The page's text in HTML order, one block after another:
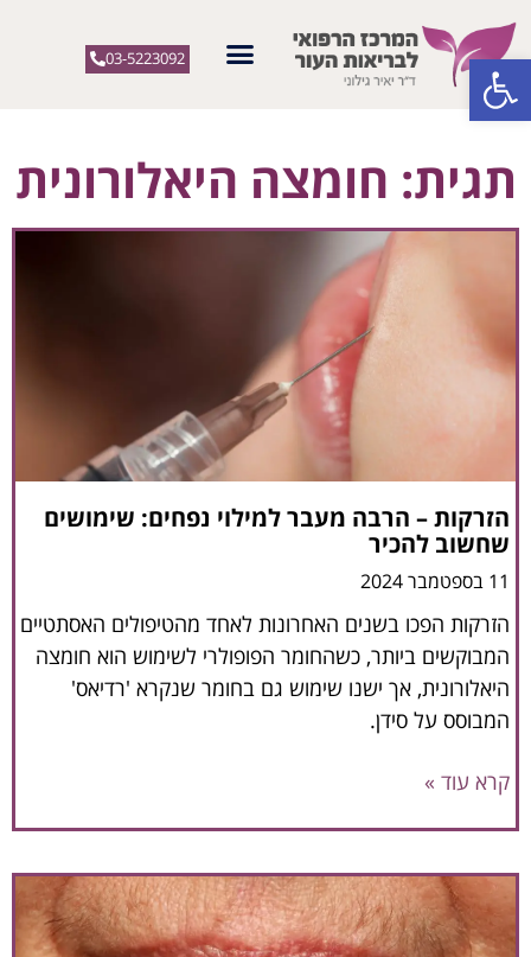
פתח סרגל נגישות 03-5223092
תגית: חומצה היאלורונית
הזרקות – הרבה מעבר למילוי נפחים: שימושים
שחשוב להכיר
11 בספטמבר 2024
הזרקות הפכו בשנים האחרונות לאחד מהטיפולים האסתטיים
המבוקשים ביותר, כשהחומר הפופולרי לשימוש הוא חומצה
היאלורונית, אך ישנו שימוש גם בחומר שנקרא 'רדיאס'
המבוסס על סידן.
קרא עוד »